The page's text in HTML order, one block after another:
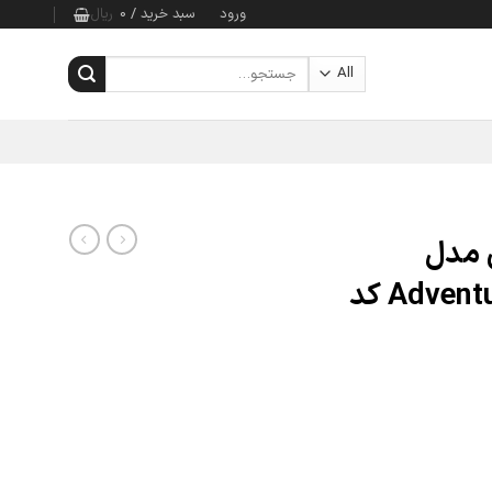
ورود سبد خرید / 0 ریال
برای:
مدل
Adventure Camp Archery کد